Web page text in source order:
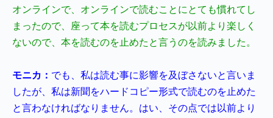
オンラインで、オンラインで読むことにとても慣れてし
まったので、座って本を読むプロセスが以前より楽しく
ないので、本を読むのを止めたと言うのを読みました。
モニカ： でも、私は読む事に影響を及ぼさないと言いま
したが、私は新聞をハードコピー形式で読むのを止めた
と言わなければなりません。はい、その点では以前より